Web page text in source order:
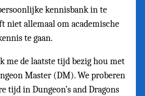
kennisbank in te
niet allemaal om academische
te gaan.
me de laatste tijd bezig hou met
Master (DM). We proberen
tijd in Dungeon’s and Dragons